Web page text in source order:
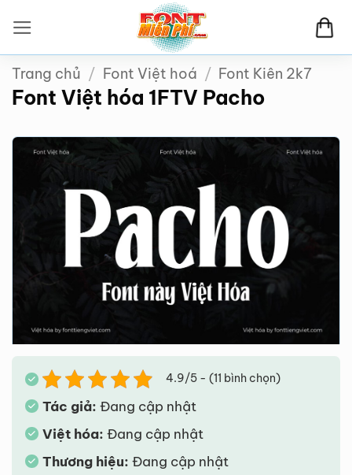
qua
nội
dung
Trang chủ / Font Việt hoá / Font Kiên 2k7
Font Việt hóa 1FTV Pacho
4.9/5 - (11 bình chọn)
Tác giả: Đang cập nhật
Việt hóa: Đang cập nhật
Thương hiệu: Đang cập nhật